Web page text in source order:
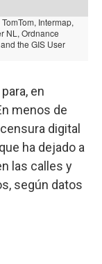
en
menos de
digital
ha dejado a
las calles y
según datos